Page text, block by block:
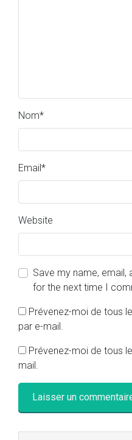
Nom*
Email*
Website
Save my name, email,
for the next time I
Prévenez-moi de tous
par e-mail.
Prévenez-moi de tous
mail.